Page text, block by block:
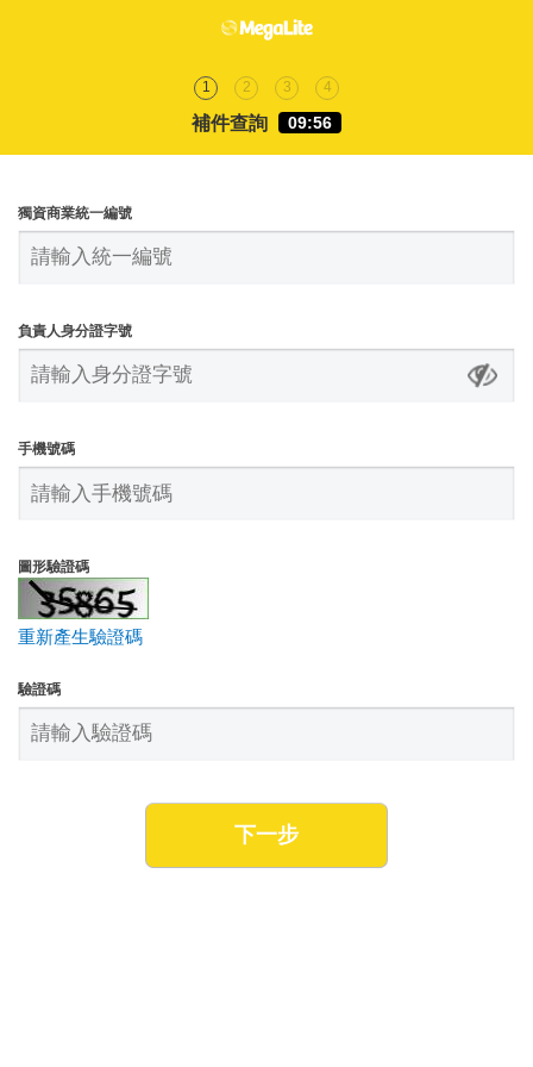
1 2 3 4
補件查詢 09:56
獨資商業統一編號
負責人身分證字號
手機號碼
圖形驗證碼
重新產生驗證碼
驗證碼
下一步